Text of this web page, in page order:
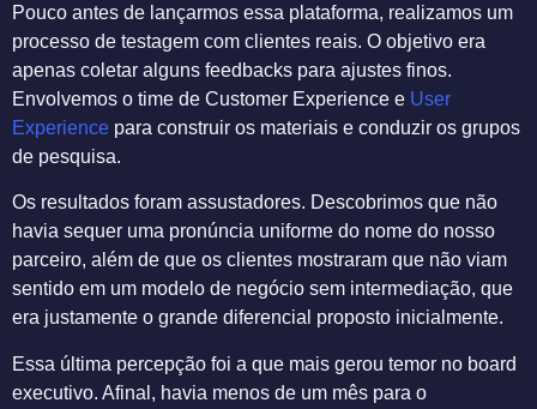
Pouco antes de lançarmos essa plataforma, realizamos um
processo de testagem com clientes reais. O objetivo era
apenas coletar alguns feedbacks para ajustes finos.
Envolvemos o time de Customer Experience e User
Experience para construir os materiais e conduzir os grupos
de pesquisa.
Os resultados foram assustadores. Descobrimos que não
havia sequer uma pronúncia uniforme do nome do nosso
parceiro, além de que os clientes mostraram que não viam
sentido em um modelo de negócio sem intermediação, que
era justamente o grande diferencial proposto inicialmente.
Essa última percepção foi a que mais gerou temor no board
executivo. Afinal, havia menos de um mês para o